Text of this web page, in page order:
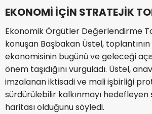
EKONOMİ İÇİN STRATEJİK
Ekonomik Örgütler Değerlendirme
konuşan Başbakan Üstel, toplantının
ekonomisinin bugünü ve geleceği
önem taşıdığını vurguladı. Üstel,
imzalanan iktisadi ve mali işbirliği
sürdürülebilir kalkınmayı
haritası olduğunu söyledi.